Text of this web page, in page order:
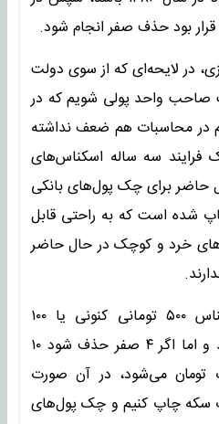
در لایحه‌ای که از سوی دولت
صاحب واحد پولی شویم که در
در محاسبات هم ضعف نداشته
فرایند سه ساله اسکناس‌های
حاضر برای چک پول‌های بانکی
شده است که به راحتی قابل
خرد و کوچک در حال حاضر
به عنوان مثال چاپ اسکناس ۵۰۰ تومانی کنونی یا ۱۰۰
تومانی هیچ توجیهی ندارند و اما اگر ۴ صفر حذف شود ۱۰
تومان می‌شود، در آن صورت
سکه چاپ کنیم و چک پول‌های